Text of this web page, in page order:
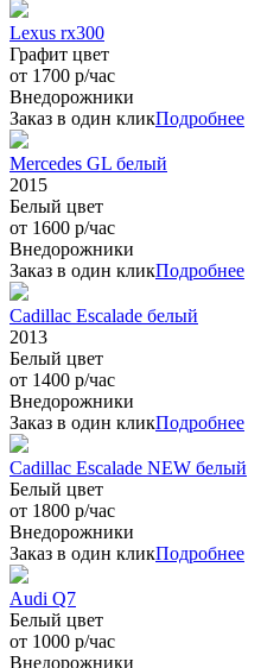
Lexus rx300
Графит цвет
от 1700 р/час
Внедорожники
Заказ в один кликПодробнее
Mercedes GL белый
2015
Белый цвет
от 1600 р/час
Внедорожники
Заказ в один кликПодробнее
Cadillac Escalade белый
2013
Белый цвет
от 1400 р/час
Внедорожники
Заказ в один кликПодробнее
Cadillac Escalade NEW белый
Белый цвет
от 1800 р/час
Внедорожники
Заказ в один кликПодробнее
Audi Q7
Белый цвет
от 1000 р/час
Внедорожники